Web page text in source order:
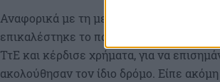
Αναφορικά με τη μεταφορά των
επικαλέστηκε το παράδειγμα της
ΤτΕ και κέρδισε χρήματα, για να
ακολούθησαν τον ίδιο δρόμο. Είπε